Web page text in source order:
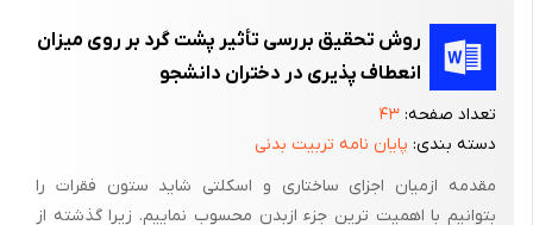
درد پشت نجات داده است. یک بغل پر از هیزم برای شومینه به داخل
منزل می بردم که پایم به پایه درب اصابت کرده، تعادل خود را از دست
دادم. در حالی که سعی کردم به زمین نیفتم، کمرم پیچید و احساس
کردم رویدادی به وقوع پیوست. یقیناً با چنین احساسی آشنا هستید.
فوتبالی را نشان می داد، لذا زمین اتاق نشیمن را انتخاب کرده، چندین
روش تحقیق بررسی تأثیر پشت گرد بر روی میزان
انعطاف پذیری در دختران دانشجو
تعداد صفحه: ۴۳
دسته بندی: پایان نامه تربیت بدنی
مقدمه ازمیان اجزای ساختاری و اسکلتی شاید ستون فقرات را
بتوانیم با اهمیت ترین جزء ازبدن محسوب نماییم. زیرا گذشته از